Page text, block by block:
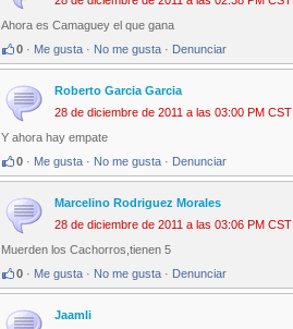
Ahora es Camaguey el que gana
0 · Me gusta · No me gusta · Denunciar
Roberto Garcia Garcia
28 de diciembre de 2011 a las 03:00 PM CST
Y ahora hay empate
0 · Me gusta · No me gusta · Denunciar
Marcelino Rodriguez Morales
28 de diciembre de 2011 a las 03:06 PM CST
Muerden los Cachorros,tienen 5
0 · Me gusta · No me gusta · Denunciar
Jaamli